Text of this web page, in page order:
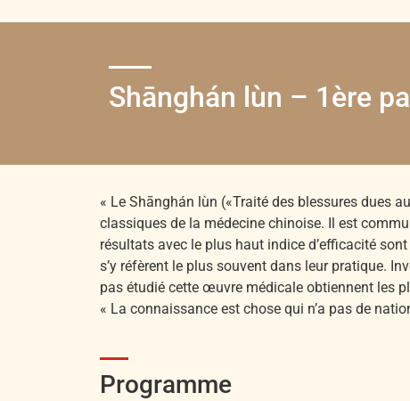
Shānghán lùn – 1ère
« Le Shānghán lùn («Traité des blessures dues
classiques de la médecine chinoise. Il est
résultats avec le plus haut indice d’efficacité
s’y réfèrent le plus souvent dans leur pratique.
pas étudié cette œuvre médicale obtiennent les
« La connaissance est chose qui n’a pas de
Programme